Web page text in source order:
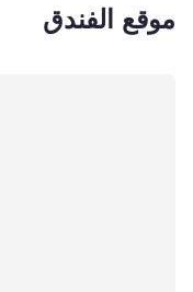
موقع الفندق